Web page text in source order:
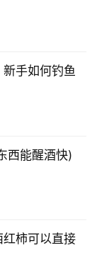
手如何钓鱼
西能醒酒快)
柿可以直接